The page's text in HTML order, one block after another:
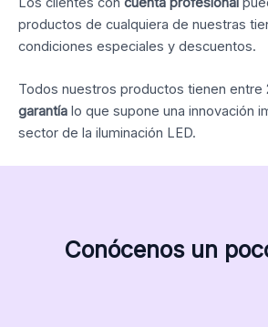
productos de cualquiera de nuestras
condiciones especiales y descuentos.
Todos nuestros productos tienen entre
garantía lo que supone una innovación
sector de la iluminación LED.
Conócenos un